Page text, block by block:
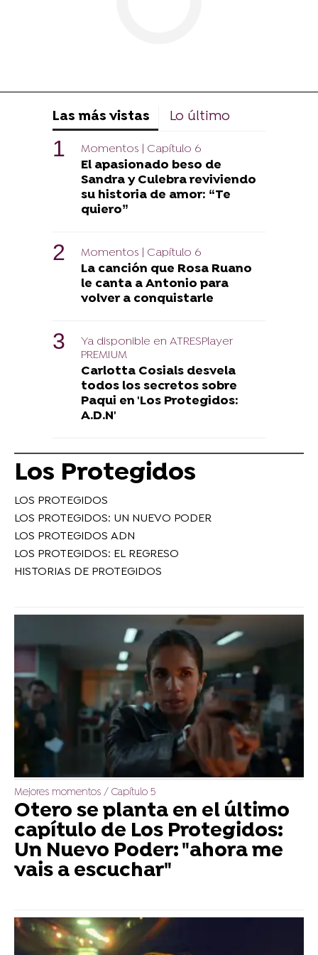
Las más vistas Lo último
Momentos | Capítulo 6
El apasionado beso de
Sandra y Culebra reviviendo
su historia de amor: “Te
quiero”
Momentos | Capítulo 6
La canción que Rosa Ruano
le canta a Antonio para
volver a conquistarle
Ya disponible en ATRESPlayer
PREMIUM
Carlotta Cosials desvela
todos los secretos sobre
Paqui en 'Los Protegidos:
A.D.N'
Los Protegidos
LOS PROTEGIDOS
LOS PROTEGIDOS: UN NUEVO PODER
LOS PROTEGIDOS ADN
LOS PROTEGIDOS: EL REGRESO
HISTORIAS DE PROTEGIDOS
Mejores momentos / Capítulo 5
Otero se planta en el último
capítulo de Los Protegidos:
Un Nuevo Poder: "ahora me
vais a escuchar"